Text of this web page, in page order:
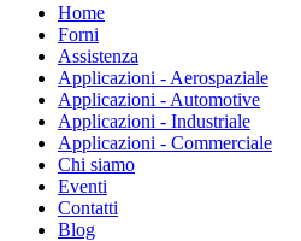
Home
Forni
Assistenza
Applicazioni - Aerospaziale
Applicazioni - Automotive
Applicazioni - Industriale
Applicazioni - Commerciale
Chi siamo
Eventi
Contatti
Blog